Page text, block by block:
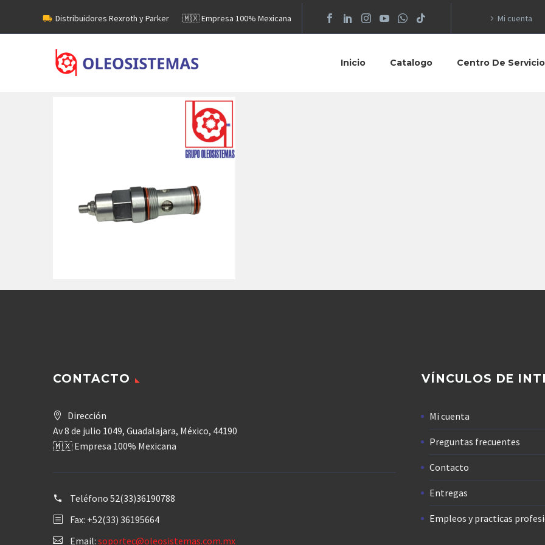
Distribuidores Rexroth y Parker 🇲🇽 Empresa 100% Mexicana Mi cuenta
Inicio Catalogo Centro De
CONTACTO
Dirección
Av 8 de julio 1049, Guadalajara, México, 44190
🇲🇽 Empresa 100% Mexicana
Teléfono 52(33)36190788
Fax: +52(33) 36195664
Email: soportec@oleosistemas.com.mx
VÍNCULOS DE
Mi cuenta
Preguntas frecuentes
Contacto
Entregas
Empleos y practicas